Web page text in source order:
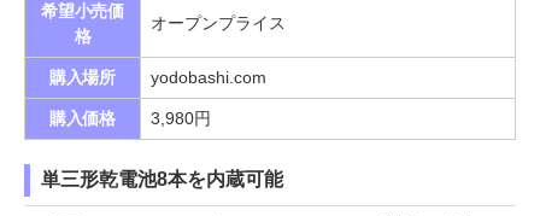
希望小売価
格
オープンプライス
購入場所 yodobashi.com
購入価格 3,980円
単三形乾電池8本を内蔵可能